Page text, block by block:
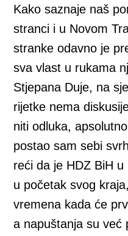
Kako saznaje naš
stranci i u Novom
stranke odavno je
sva vlast u rukama
Stjepana Duje, na
rijetke nema
niti odluka,
postao sam sebi
reći da je HDZ BiH
u početak svog
vremena kada će
a napuštanja su već